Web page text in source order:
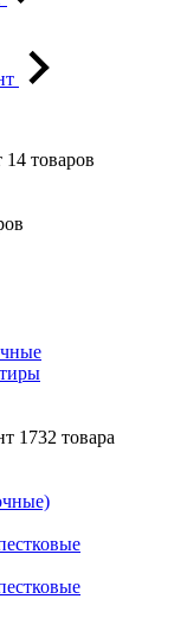
14 товаров
1732 товара